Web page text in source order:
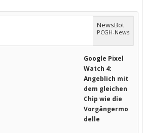
NewsBot
PCGH-News
Google Pixel
Watch 4:
Angeblich mit
dem gleichen
Chip wie die
Vorgängermo
delle